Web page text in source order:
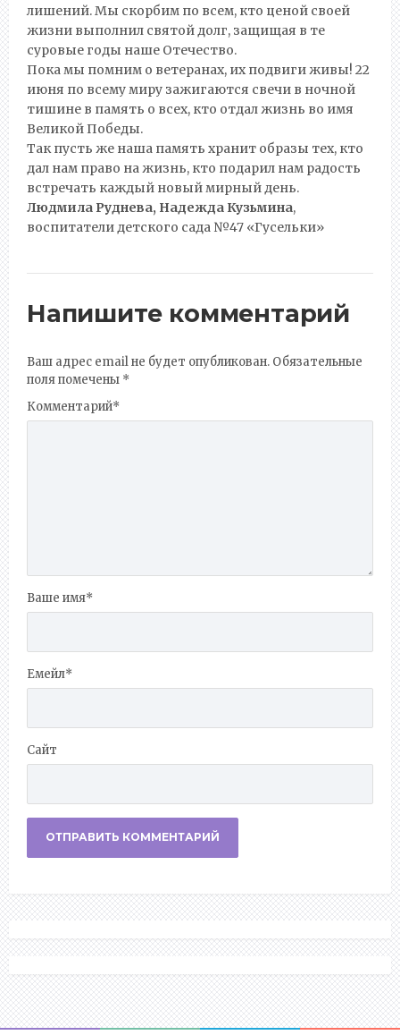
лишений. Мы скорбим по всем, кто ценой своей
жизни выполнил святой долг, защищая в те
суровые годы наше Отечество.
Пока мы помним о ветеранах, их подвиги живы! 22
июня по всему миру зажигаются свечи в ночной
тишине в память о всех, кто отдал жизнь во имя
Великой Победы.
Так пусть же наша память хранит образы тех, кто
дал нам право на жизнь, кто подарил нам радость
встречать каждый новый мирный день.
Людмила Руднева, Надежда Кузьмина,
воспитатели детского сада №47 «Гусельки»
Напишите комментарий
Ваш адрес email не будет опубликован. Обязательные
поля помечены *
Комментарий*
Ваше имя*
Емейл*
Сайт